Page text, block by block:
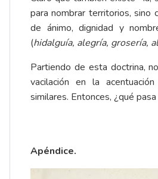
para nombrar territorios, sino
de ánimo, dignidad y
(hidalguía, alegría, grosería,
Partiendo de esta doctrina,
vacilación en la
similares. Entonces, ¿qué pasa
Apéndice.